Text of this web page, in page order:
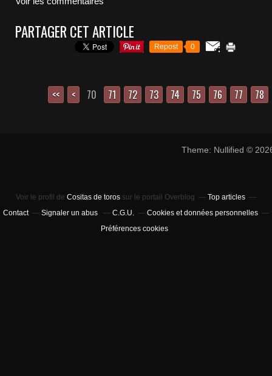
PARTAGER CET ARTICLE
Repost 0
<< < 10
20
30
40
50
60
70 71 72 73 74 75 76 77 78
Theme: Nullified ©
Voir le profil de Cositas de toros sur le portail Overblog
Top articles
Contact
Signaler un abus C.G.U.
Cookies et données personnelles
Préférences cookies